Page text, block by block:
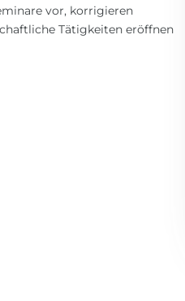
vor, korrigieren
Tätigkeiten eröffnen